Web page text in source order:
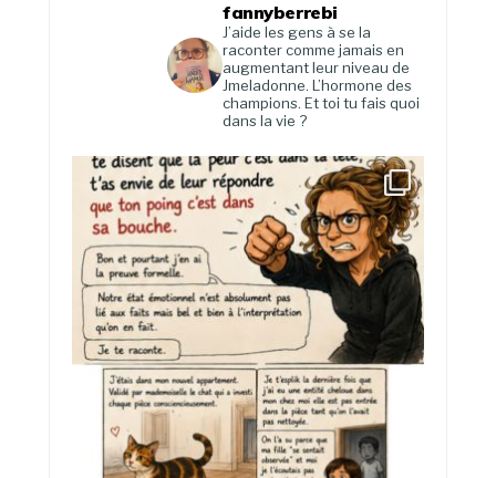
fannyberrebi
J’aide les gens à se la
raconter comme jamais en
augmentant leur niveau de
Jmeladonne. L’hormone des
champions. Et toi tu fais quoi
dans la vie ?